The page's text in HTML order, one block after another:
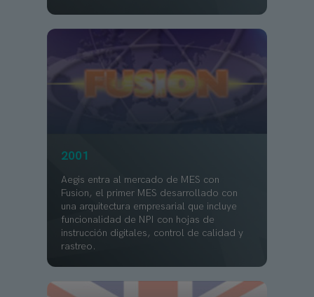
2001
Aegis entra al mercado de MES con
Fusion, el primer MES desarrollado con
una arquitectura empresarial que incluye
funcionalidad de NPI con hojas de
instrucción digitales, control de calidad y
rastreo.